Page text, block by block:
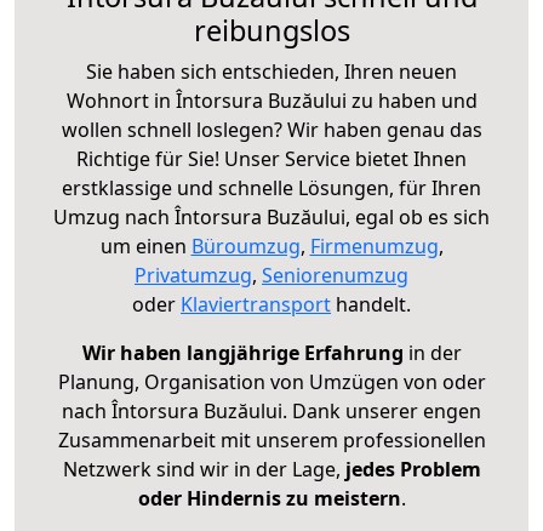
reibungslos
Sie haben sich entschieden, Ihren neuen
Wohnort in Întorsura Buzăului zu haben und
wollen schnell loslegen? Wir haben genau das
Richtige für Sie! Unser Service bietet Ihnen
erstklassige und schnelle Lösungen, für Ihren
Umzug nach Întorsura Buzăului, egal ob es sich
um einen Büroumzug, Firmenumzug,
Privatumzug, Seniorenumzug
oder Klaviertransport handelt.
Wir haben langjährige Erfahrung in der
Planung, Organisation von Umzügen von oder
nach Întorsura Buzăului. Dank unserer engen
Zusammenarbeit mit unserem professionellen
Netzwerk sind wir in der Lage, jedes Problem
oder Hindernis zu meistern.